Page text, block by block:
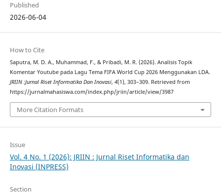
Published
2026-06-04
How to Cite
Saputra, M. D. A., Muhammad, F., & Pribadi, M. R. (2026). Analisis Topik
Komentar Youtube pada Lagu Tema FIFA World Cup 2026 Menggunakan LDA.
JRIIN :Jurnal Riset Informatika Dan Inovasi, 4(1), 303–309. Retrieved from
https://jurnalmahasiswa.com/index.php/jriin/article/view/3987
More Citation Formats
Issue
Vol. 4 No. 1 (2026): JRIIN : Jurnal Riset Informatika dan
Inovasi (INPRESS)
Section